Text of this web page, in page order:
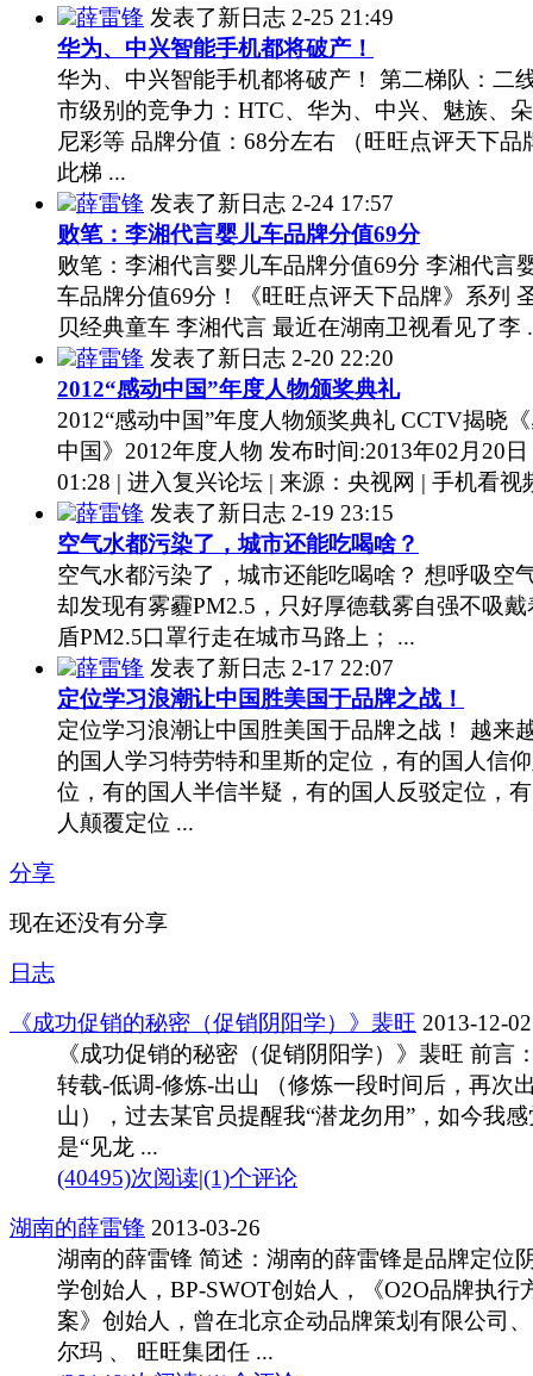
薛雷锋 发表了新日志 2-25 21:49
华为、中兴智能手机都将破产！
华为、中兴智能手机都将破产！ 第二梯队：二
市级别的竞争力：HTC、华为、中兴、魅族、
尼彩等 品牌分值：68分左右 （旺旺点评天下品
此梯 ...
薛雷锋 发表了新日志 2-24 17:57
败笔：李湘代言婴儿车品牌分值69分
败笔：李湘代言婴儿车品牌分值69分 李湘代言
车品牌分值69分！《旺旺点评天下品牌》系列
贝经典童车 李湘代言 最近在湖南卫视看见了李
薛雷锋 发表了新日志 2-20 22:20
2012“感动中国”年度人物颁奖典礼
2012“感动中国”年度人物颁奖典礼 CCTV揭晓
中国》2012年度人物 发布时间:2013年02月20日
01:28 | 进入复兴论坛 | 来源：央视网 | 手机看视
薛雷锋 发表了新日志 2-19 23:15
空气水都污染了，城市还能吃喝啥？
空气水都污染了，城市还能吃喝啥？ 想呼吸空
却发现有雾霾PM2.5，只好厚德载雾自强不吸戴
盾PM2.5口罩行走在城市马路上； ...
薛雷锋 发表了新日志 2-17 22:07
定位学习浪潮让中国胜美国于品牌之战！
定位学习浪潮让中国胜美国于品牌之战！ 越来
的国人学习特劳特和里斯的定位，有的国人信
位，有的国人半信半疑，有的国人反驳定位，
人颠覆定位 ...
分享
现在还没有分享
日志
《成功促销的秘密（促销阴阳学）》裴旺 2013-12-02
《成功促销的秘密（促销阴阳学）》裴旺 前言
转载-低调-修炼-出山 （修炼一段时间后，再次
山），过去某官员提醒我“潜龙勿用”，如今我感
是“见龙 ...
(40495)次阅读|(1)个评论
湖南的薛雷锋 2013-03-26
湖南的薛雷锋 简述：湖南的薛雷锋是品牌定位
学创始人，BP-SWOT创始人，《O2O品牌执行
案》创始人，曾在北京企动品牌策划有限公司
尔玛 、 旺旺集团任 ...